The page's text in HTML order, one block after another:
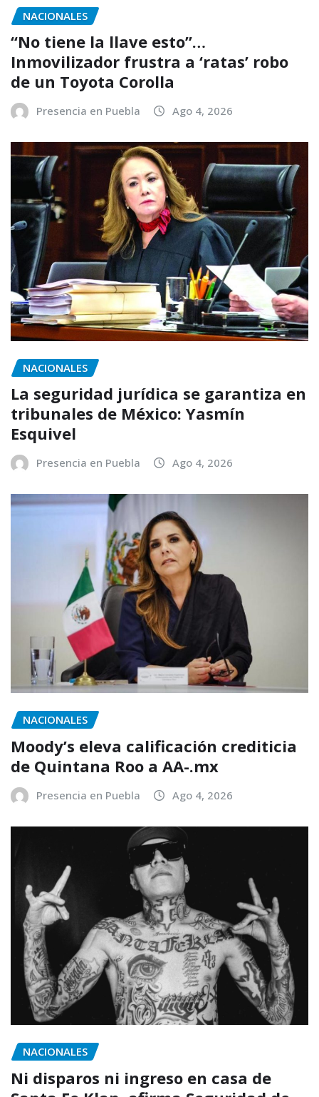
NACIONALES
“No tiene la llave esto”…
Inmovilizador frustra a ‘ratas’ robo
de un Toyota Corolla
Presencia en Puebla Ago 4, 2026
NACIONALES
La seguridad jurídica se garantiza en
tribunales de México: Yasmín
Esquivel
Presencia en Puebla Ago 4, 2026
NACIONALES
Moody’s eleva calificación crediticia
de Quintana Roo a AA-.mx
Presencia en Puebla Ago 4, 2026
NACIONALES
Ni disparos ni ingreso en casa de